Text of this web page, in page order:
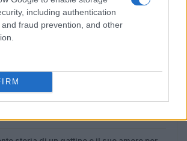
including authentication
fraud prevention, and other
tre film imperdibili ispirati al